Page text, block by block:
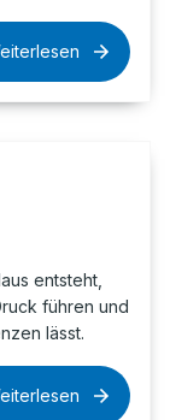
entsteht,
führen und
lässt.